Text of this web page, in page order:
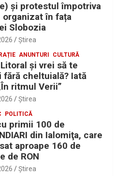
și protestul împotriva
organizat în fața
Slobozia
Ştirea
ANUNTURI CULTURĂ
şi vrei să te
fără cheltuială? Iată
ritmul Verii”
Ştirea
POLITICĂ
primii 100 de
din Ialomiţa, care
aproape 160 de
de RON
Ştirea